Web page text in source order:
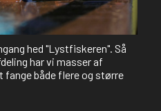
hed "Lystfiskeren". Så
har vi masser af
både flere og større